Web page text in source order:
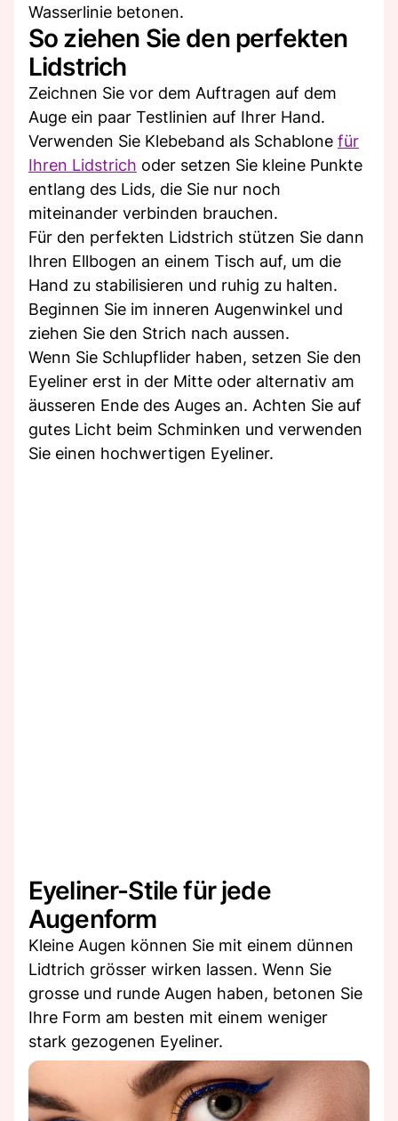
Wasserlinie betonen.
So ziehen Sie den perfekten
Lidstrich
Zeichnen Sie vor dem Auftragen auf dem
Auge ein paar Testlinien auf Ihrer Hand.
Verwenden Sie Klebeband als Schablone für
Ihren Lidstrich oder setzen Sie kleine Punkte
entlang des Lids, die Sie nur noch
miteinander verbinden brauchen.
Für den perfekten Lidstrich stützen Sie dann
Ihren Ellbogen an einem Tisch auf, um die
Hand zu stabilisieren und ruhig zu halten.
Beginnen Sie im inneren Augenwinkel und
ziehen Sie den Strich nach aussen.
Wenn Sie Schlupflider haben, setzen Sie den
Eyeliner erst in der Mitte oder alternativ am
äusseren Ende des Auges an. Achten Sie auf
gutes Licht beim Schminken und verwenden
Sie einen hochwertigen Eyeliner.
Eyeliner-Stile für jede
Augenform
Kleine Augen können Sie mit einem dünnen
Lidtrich grösser wirken lassen. Wenn Sie
grosse und runde Augen haben, betonen Sie
Ihre Form am besten mit einem weniger
stark gezogenen Eyeliner.